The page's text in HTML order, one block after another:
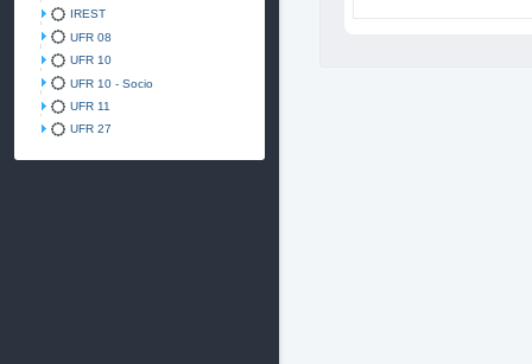
IREST
UFR 08
UFR 10
UFR 10 - Socio
UFR 11
UFR 27